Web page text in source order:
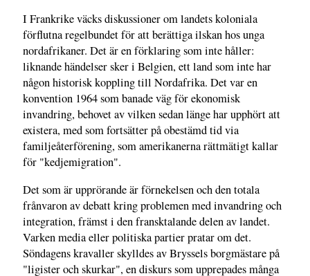
I Frankrike väcks diskussioner om landets koloniala
förflutna regelbundet för att berättiga ilskan hos unga
nordafrikaner. Det är en förklaring som inte håller:
liknande händelser sker i Belgien, ett land som inte har
någon historisk koppling till Nordafrika. Det var en
konvention 1964 som banade väg för ekonomisk
invandring, behovet av vilken sedan länge har upphört att
existera, med som fortsätter på obestämd tid via
familjeåterförening, som amerikanerna rättmätigt kallar
för "kedjemigration".
Det som är upprörande är förnekelsen och den totala
frånvaron av debatt kring problemen med invandring och
integration, främst i den fransktalande delen av landet.
Varken media eller politiska partier pratar om det.
Söndagens kravaller skylldes av Bryssels borgmästare på
"ligister och skurkar", en diskurs som upprepades många